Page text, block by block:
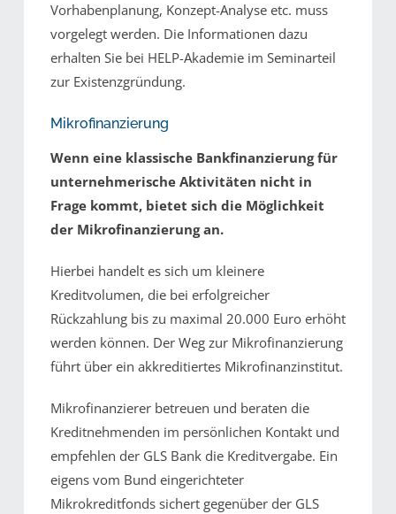
Vorhabenplanung, Konzept-Analyse etc. muss
vorgelegt werden. Die Informationen dazu
erhalten Sie bei HELP-Akademie im Seminarteil
zur Existenzgründung.
Mikrofinanzierung
Wenn eine klassische Bankfinanzierung für
unternehmerische Aktivitäten nicht in
Frage kommt, bietet sich die Möglichkeit
der Mikrofinanzierung an.
Hierbei handelt es sich um kleinere
Kreditvolumen, die bei erfolgreicher
Rückzahlung bis zu maximal 20.000 Euro erhöht
werden können. Der Weg zur Mikrofinanzierung
führt über ein akkreditiertes Mikrofinanzinstitut.
Mikrofinanzierer betreuen und beraten die
Kreditnehmenden im persönlichen Kontakt und
empfehlen der GLS Bank die Kreditvergabe. Ein
eigens vom Bund eingerichteter
Mikrokreditfonds sichert gegenüber der GLS